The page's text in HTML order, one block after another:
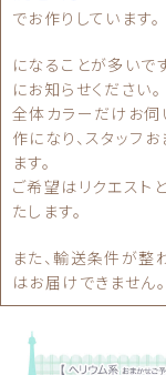
でお作りしています。
になることが多いで
にお知らせください。
全体カラーだけお伺
作になり、スタッフ
ます。
ご希望はリクエスト
たします。
また、輸送条件が整
はお届けできません。